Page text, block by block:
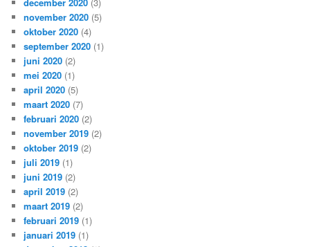
november 2020 (5)
oktober 2020 (4)
september 2020 (1)
juni 2020 (2)
mei 2020 (1)
april 2020 (5)
maart 2020 (7)
februari 2020 (2)
november 2019 (2)
oktober 2019 (2)
juli 2019 (1)
juni 2019 (2)
april 2019 (2)
maart 2019 (2)
februari 2019 (1)
januari 2019 (1)